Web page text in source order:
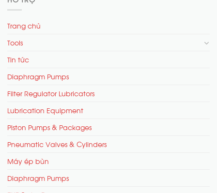
Trang chủ
Tools
Tin tức
Diaphragm Pumps
Filter Regulator Lubricators
Lubrication Equipment
Piston Pumps & Packages
Pneumatic Valves & Cylinders
Máy ép bùn
Diaphragm Pumps